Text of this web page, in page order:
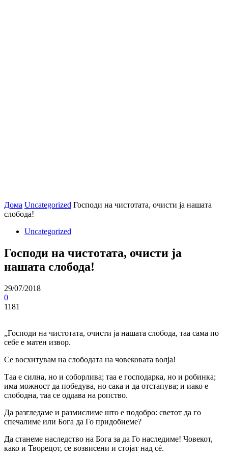
Дома Uncategorized Господи на чистотата, очисти ја нашата
слобода!
Uncategorized
Господи на чистотата, очисти ја
нашата слобода!
29/07/2018
0
1181
„Господи на чистотата, очисти ја нашата слобода, таа сама по
себе е матен извор.
Се восхитувам на слободата на човековата волја!
Таа е силна, но и соборлива; таа е господарка, но и робинка;
има можност да победува, но сака и да отстапува; и иако е
слободна, таа се оддава на ропство.
Да разгледаме и размислиме што е подобро: светот да го
спечалиме или Бога да Го придобиеме?
Да станеме наследство на Бога за да Го наследиме! Човекот,
како и Творецот, се возвисени и стојат над сè.